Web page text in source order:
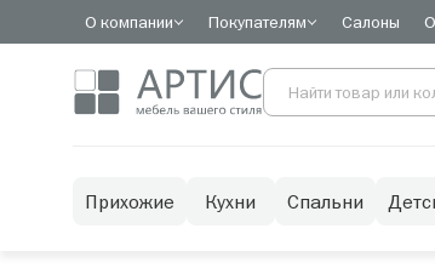
О компании Покупателям Салоны
Прихожие Кухни Спальни